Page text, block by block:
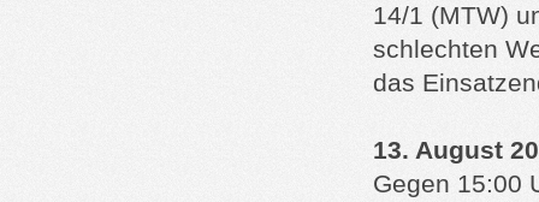
14/1 (MTW)
schlechten
das
13. August
Gegen 15:00